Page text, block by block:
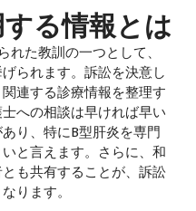
る情報とは
た教訓の一つとして、
られます。訴訟を決意し
連する診療情報を整理す
への相談は早ければ早い
り、特にB型肝炎を専門
と言えます。さらに、和
も共有することが、訴訟
ります。